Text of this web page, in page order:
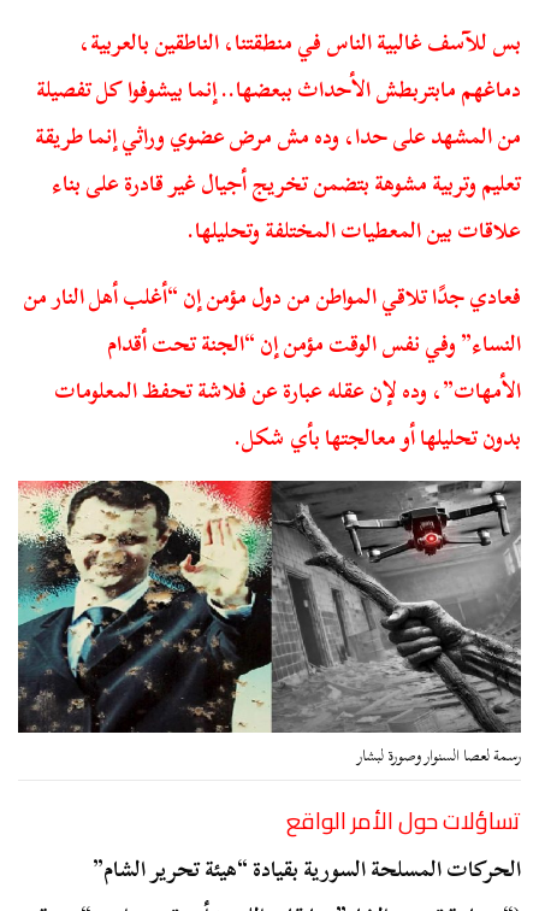
بس للآسف غالبية الناس في منطقتنا، الناطقين بالعربية،
دماغهم مابتربطش الأحداث ببعضها.. إنما بيشوفوا كل تفصيلة
من المشهد على حدا، وده مش مرض عضوي وراثي إنما طريقة
تعليم وتربية مشوهة بتضمن تخريج أجيال غير قادرة على بناء
علاقات بين المعطيات المختلفة وتحليلها.
فعادي جدًا تلاقي المواطن من دول مؤمن إن “أغلب أهل النار من
النساء” وفي نفس الوقت مؤمن إن “الجنة تحت أقدام
الأمهات”، وده لإن عقله عبارة عن فلاشة تحفظ المعلومات
بدون تحليلها أو معالجتها بأي شكل.
رسمة لعصا السنوار وصورة لبشار
تساؤلات حول الأمر الواقع
الحركات المسلحة السورية بقيادة “هيئة تحرير الشام”